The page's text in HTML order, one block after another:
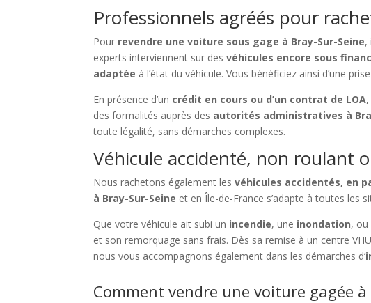
Professionnels agréés pour
Pour revendre une voiture sous gage à Bray-Sur-Seine,
experts interviennent sur desvéhicules encore sous
adaptée à l’état du véhicule. Vous bénéficiez ainsi d’une
En présence d’un crédit en cours ou d’un contrat de LOA
des formalités auprès des autorités administratives à
toute légalité, sans démarches complexes.
Véhicule accidenté, non roulant
Nous rachetons également lesvéhicules accidentés, en
à Bray-Sur-Seine et en Île-de-France s’adapte à toutes les
Que votre véhicule ait subi un incendie, une inondation, ou
et son remorquage sans frais. Dès sa remise à un centre
nous vous accompagnons également dans les démarches d’
Comment vendre une voiture gagée à